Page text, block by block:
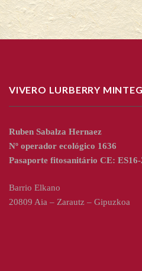
VIVERO LURBERRY
Ruben Sabalza Hernaez
Nº operador ecológico 1636
Pasaporte fitosanitário CE: ES16-
Barrio Elkano
20809 Aia – Zarautz – Gipuzkoa